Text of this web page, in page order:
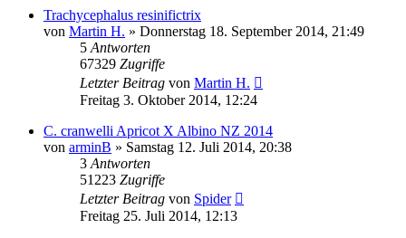
Trachycephalus resinifictrix
von Martin H. » Donnerstag 18. September 2014, 21:49
5 Antworten
67329 Zugriffe
Letzter Beitrag von Martin H.
Freitag 3. Oktober 2014, 12:24
C. cranwelli Apricot X Albino NZ 2014
von arminB » Samstag 12. Juli 2014, 20:38
3 Antworten
51223 Zugriffe
Letzter Beitrag von Spider
Freitag 25. Juli 2014, 12:13